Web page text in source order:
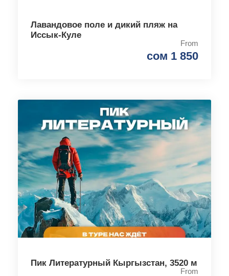
Лавандовое поле и дикий пляж на
Иссык-Куле
From
сом 1 850
Пик Литературный Кыргызстан, 3520 м
From